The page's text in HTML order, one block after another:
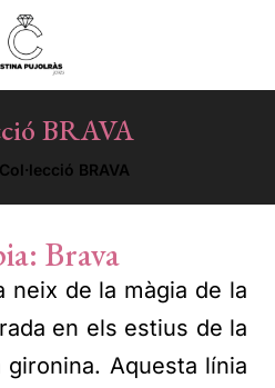
BRAVA
Col·lecció BRAVA
Brava
neix de la màgia de la
en els estius de la
Aquesta línia